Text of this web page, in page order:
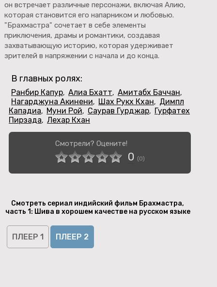
он встречает различные персонажи, включая Алию,
которая становится его напарником и любовью.
"Брахмастра" сочетает в себе элементы
приключения, драмы и романтики, создавая
захватывающую историю, которая удерживает
зрителей в напряжении с начала и до конца.
В главных ролях:
Ранбир Капур, Алиа Бхатт, Амитабх Баччан,
Нагарджуна Акинени, Шах Рукх Кхан, Димпл
Кападиа, Муни Рой, Саурав Гурджар, Гурфатех
Пирзада, Лехар Кхан
Смотрели? Оцените!
0 (0)
Смотреть сериал индийский фильм Брахмастра,
часть 1: Шива в хорошем качестве на русском языке
ПЛЕЕР 1 ПЛЕЕР 2